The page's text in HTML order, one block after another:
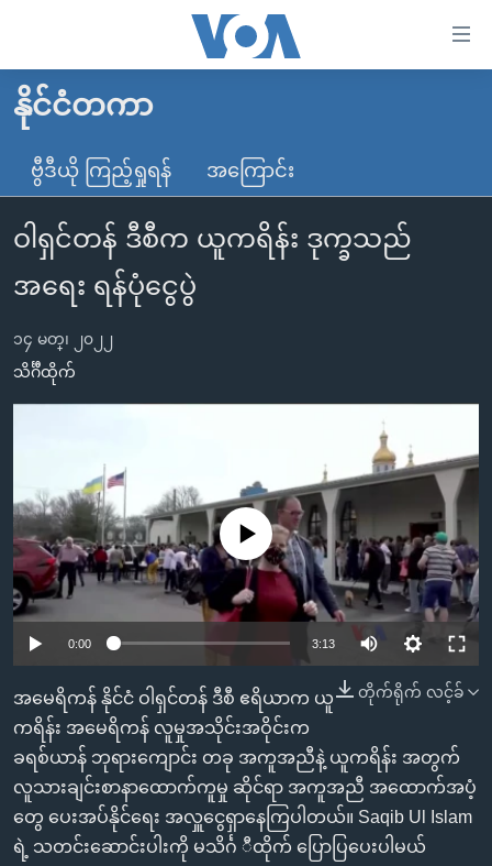
လွယ်ကူ
စေ
သည့်
Link
များ
ပင်မ
သို့
ကျော်
ကြည့်
အ
ညွန်း
စာမျက်နှာ
သို့
ကျော်
ကြည့်
ရှာဖွေ
ရန်
နေရာ
သို့
ကျော်
ရန်
မူလစာမျက်နှာ
မြန်မာ
ကမ္ဘာ့သတင်းများ
နိုင်ငံတကာ
အစ္စရေး-ပါလက်စတိုင်း
ဗွီဒီယို
သတင်းလွတ်လပ်ခွင့်
ရပ်ဝန်းတခု လမ်းတခု အလွန်
အင်္ဂလိပ်စာလေ့လာမယ်
ရုပ်ရှင်ထဲက အင်္ဂလိပ်စာ
သုတပဒေသာ အင်္ဂလိပ်စာ
ရေဒီယို/တီဗွီအစီအစဉ်
Learning English
ဗွီအိုအေ လူမှုကွန်ယက်များ
ဘာသာစကားများ
နိုင်ငံတကာ
ဗွီဒီယို ကြည့်ရှုရန် အကြောင်း
ဝါရှင်တန် ဒီစီက ယူကရိန်း ဒုက္ခသည်
အရေး ရန်ပုံငွေပွဲ
၁၄ မတ္၊ ၂၀၂၂
သိင်္ဂီထိုက်
No media source currently available
0:00 3:13
တိုက်ရိုက် လင့်ခ်
အမေရိကန် နိုင်ငံ ဝါရှင်တန် ဒီစီ ဧရိယာက ယူ
ကရိန်း အမေရိကန် လူမှုအသိုင်းအဝိုင်းက
ခရစ်ယာန် ဘုရားကျောင်း တခု အကူအညီနဲ့ ယူကရိန်း အတွက်
လူသားချင်းစာနာထောက်ကူမှု ဆိုင်ရာ အကူအညီ အထောက်အပံ့
တွေ ပေးအပ်နိုင်ရေး အလှူငွေရှာနေကြပါတယ်။ Saqib Ul Islam
ရဲ့ သတင်းဆောင်းပါးကို မသိင်္ဂ ီထိုက် ပြောပြပေးပါမယ်